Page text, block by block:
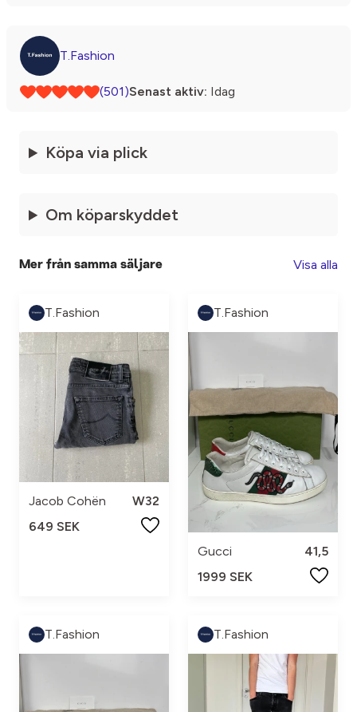
T.Fashion
(501)Senast aktiv: Idag
Köpa via plick
Om köparskyddet
Mer från samma säljare Visa alla
T.Fashion
Jacob Cohën
W32
649 SEK
T.Fashion
Gucci
41,5
1999 SEK
T.Fashion T.Fashion